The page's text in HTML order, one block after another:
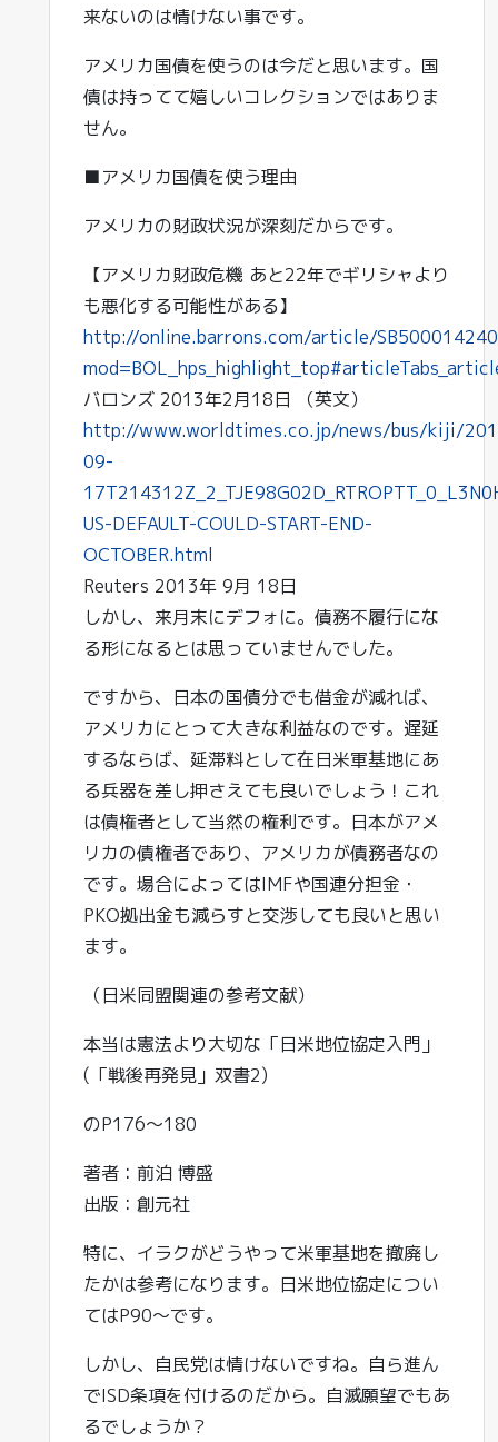
来ないのは情けない事です。
アメリカ国債を使うのは今だと思います。国
債は持ってて嬉しいコレクションではありま
せん。
■アメリカ国債を使う理由
アメリカの財政状況が深刻だからです。
【アメリカ財政危機 あと22年でギリシャより
も悪化する可能性がある】
http://online.barrons.com/article/
バロンズ 2013年2月18日 （英文）
http://www.worldtimes.co.jp/news/bus/kiji/
09-
US-DEFAULT-COULD-START-END-
OCTOBER.html
Reuters 2013年 9月 18日
しかし、来月末にデフォに。債務不履行にな
る形になるとは思っていませんでした。
ですから、日本の国債分でも借金が減れば、
アメリカにとって大きな利益なのです。遅延
するならば、延滞料として在日米軍基地にあ
る兵器を差し押さえても良いでしょう！これ
は債権者として当然の権利です。日本がアメ
リカの債権者であり、アメリカが債務者なの
です。場合によってはIMFや国連分担金・
PKO拠出金も減らすと交渉しても良いと思い
ます。
（日米同盟関連の参考文献）
本当は憲法より大切な「日米地位協定入門」
(「戦後再発見」双書2)
のP176～180
著者：前泊 博盛
出版：創元社
特に、イラクがどうやって米軍基地を撤廃し
たかは参考になります。日米地位協定につい
てはP90～です。
しかし、自民党は情けないですね。自ら進ん
でISD条項を付けるのだから。自滅願望でもあ
るでしょうか？